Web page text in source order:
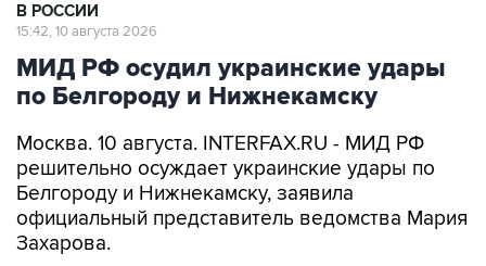
В РОССИИ
15:42, 10 августа 2026
МИД РФ осудил украинские удары
по Белгороду и Нижнекамску
Москва. 10 августа. INTERFAX.RU - МИД РФ
решительно осуждает украинские удары по
Белгороду и Нижнекамску, заявила
официальный представитель ведомства Мария
Захарова.